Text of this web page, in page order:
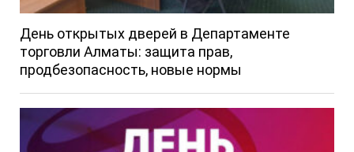
День открытых дверей в Департаменте
торговли Алматы: защита прав,
продбезопасность, новые нормы